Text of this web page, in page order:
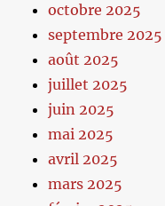
octobre 2025
septembre 2025
août 2025
juillet 2025
juin 2025
mai 2025
avril 2025
mars 2025